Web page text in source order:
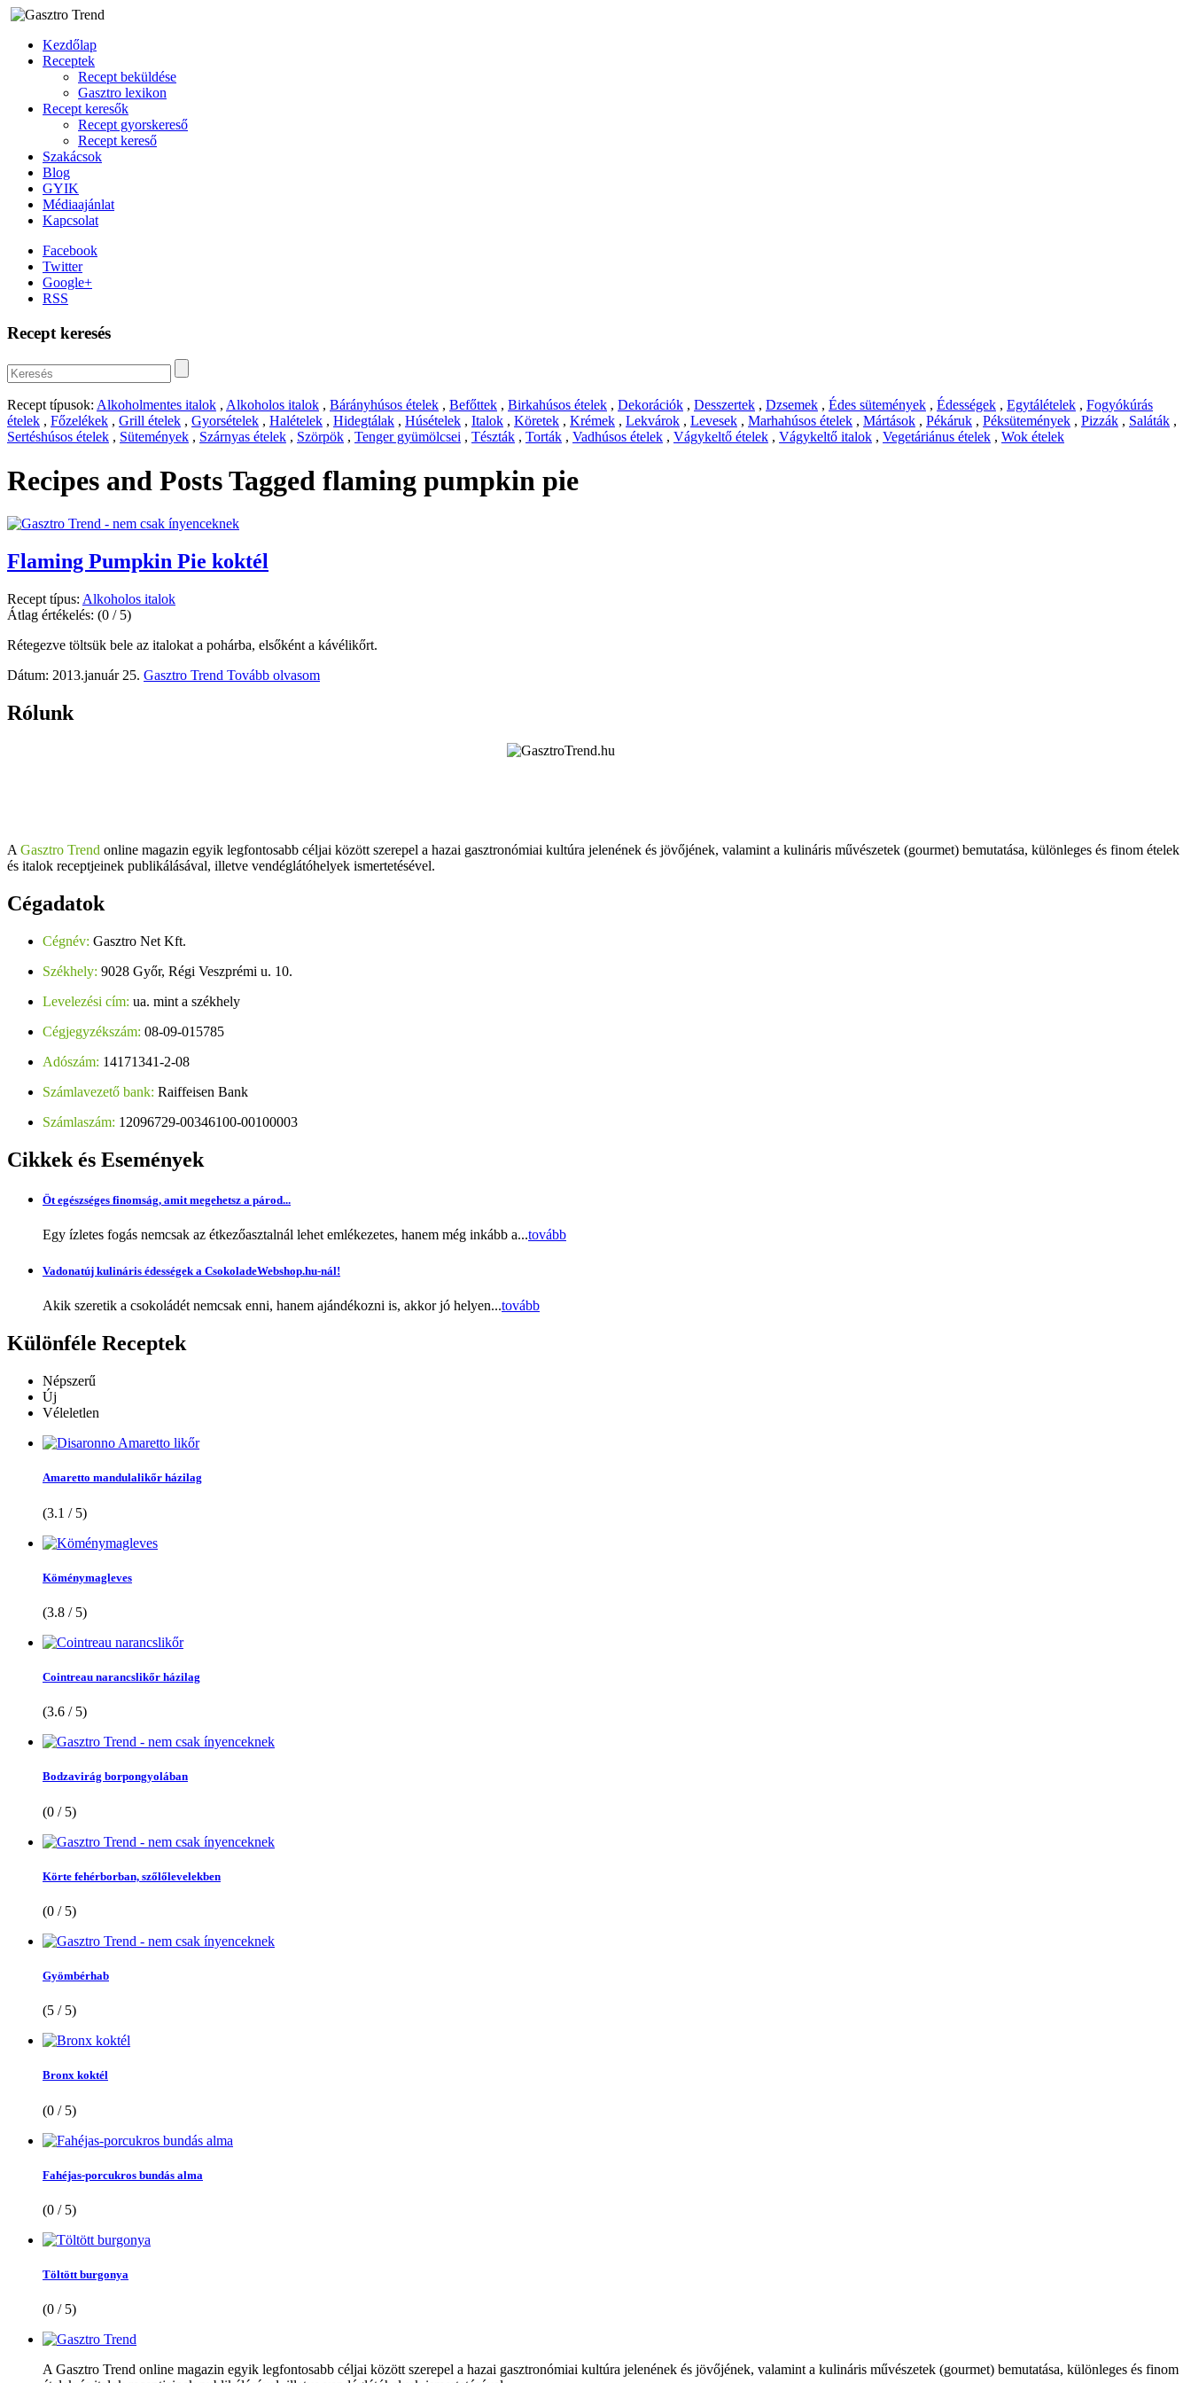
Kezdőlap
Receptek
Recept beküldése
Gasztro lexikon
Recept keresők
Recept gyorskereső
Recept kereső
Szakácsok
Blog
GYIK
Médiaajánlat
Kapcsolat
Facebook
Twitter
Google+
RSS
Recept keresés
Recept típusok: Alkoholmentes italok , Alkoholos italok , Bárányhúsos ételek , Befőttek , Birkahúsos ételek , Dekorációk , Desszertek , Dzsemek , Édes sütemények , Édességek , Egytálételek , Fogyókúrás
ételek , Főzelékek , Grill ételek , Gyorsételek , Halételek , Hidegtálak , Húsételek , Italok , Köretek , Krémek , Lekvárok , Levesek , Marhahúsos ételek , Mártások , Pékáruk , Péksütemények , Pizzák , Saláták ,
Sertéshúsos ételek , Sütemények , Szárnyas ételek , Szörpök , Tenger gyümölcsei , Tészták , Torták , Vadhúsos ételek , Vágykeltő ételek , Vágykeltő italok , Vegetáriánus ételek , Wok ételek
Recipes and Posts Tagged flaming pumpkin pie
Flaming Pumpkin Pie koktél
Recept típus: Alkoholos italok
Átlag értékelés: (0 / 5)
Rétegezve töltsük bele az italokat a pohárba, elsőként a kávélikőrt.
Dátum: 2013.január 25. Gasztro Trend Tovább olvasom
Rólunk
A Gasztro Trend online magazin egyik legfontosabb céljai között szerepel a hazai gasztronómiai kultúra jelenének és jövőjének, valamint a kulináris művészetek (gourmet) bemutatása, különleges és finom ételek
és italok receptjeinek publikálásával, illetve vendéglátóhelyek ismertetésével.
Cégadatok
Cégnév: Gasztro Net Kft.
Székhely: 9028 Győr, Régi Veszprémi u. 10.
Levelezési cím: ua. mint a székhely
Cégjegyzékszám: 08-09-015785
Adószám: 14171341-2-08
Számlavezető bank: Raiffeisen Bank
Számlaszám: 12096729-00346100-00100003
Cikkek és Események
Öt egészséges finomság, amit megehetsz a párod...
Egy ízletes fogás nemcsak az étkezőasztalnál lehet emlékezetes, hanem még inkább a...tovább
Vadonatúj kulináris édességek a CsokoladeWebshop.hu-nál!
Akik szeretik a csokoládét nemcsak enni, hanem ajándékozni is, akkor jó helyen...tovább
Különféle Receptek
Népszerű
Új
Véleletlen
Amaretto mandulalikőr házilag
(3.1 / 5)
Köménymagleves
(3.8 / 5)
Cointreau narancslikőr házilag
(3.6 / 5)
Bodzavirág borpongyolában
(0 / 5)
Körte fehérborban, szőlőlevelekben
(0 / 5)
Gyömbérhab
(5 / 5)
Bronx koktél
(0 / 5)
Fahéjas-porcukros bundás alma
(0 / 5)
Töltött burgonya
(0 / 5)
A Gasztro Trend online magazin egyik legfontosabb céljai között szerepel a hazai gasztronómiai kultúra jelenének és jövőjének, valamint a kulináris művészetek (gourmet) bemutatása, különleges és finom